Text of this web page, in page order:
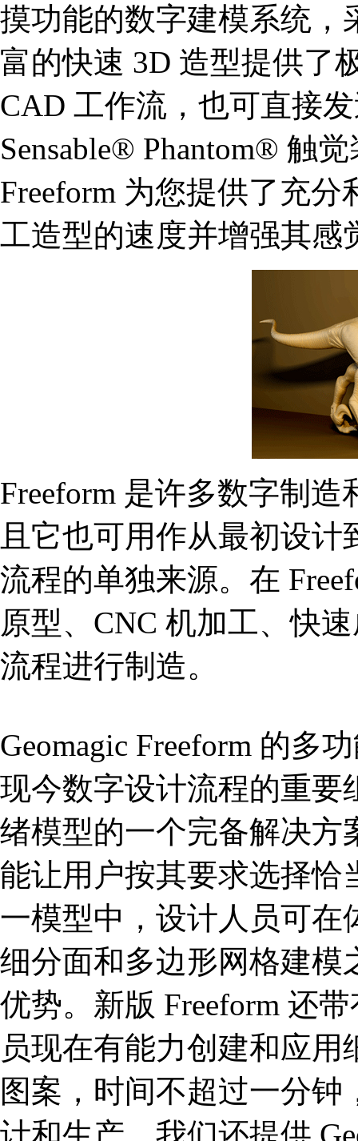
摸功能的数字建模系统，
富的快速 3D 造型提供了
CAD 工作流，也可直接
Sensable® Phantom® 触
Freeform 为您提供了充
工造型的速度并增强其感
Freeform 是许多数字制
且它也可用作从最初设
流程的单独来源。在
原型、CNC 机加工、快
流程进行制造。
Geomagic Freeform 的多
现今数字设计流程的重要
绪模型的一个完备解决方
能让用户按其要求选择恰
一模型中，设计人员可在
细分面和多边形网格建模
优势。新版 Freeform 还
员现在有能力创建和应
图案，时间不超过一分
计和生产。我们还提供